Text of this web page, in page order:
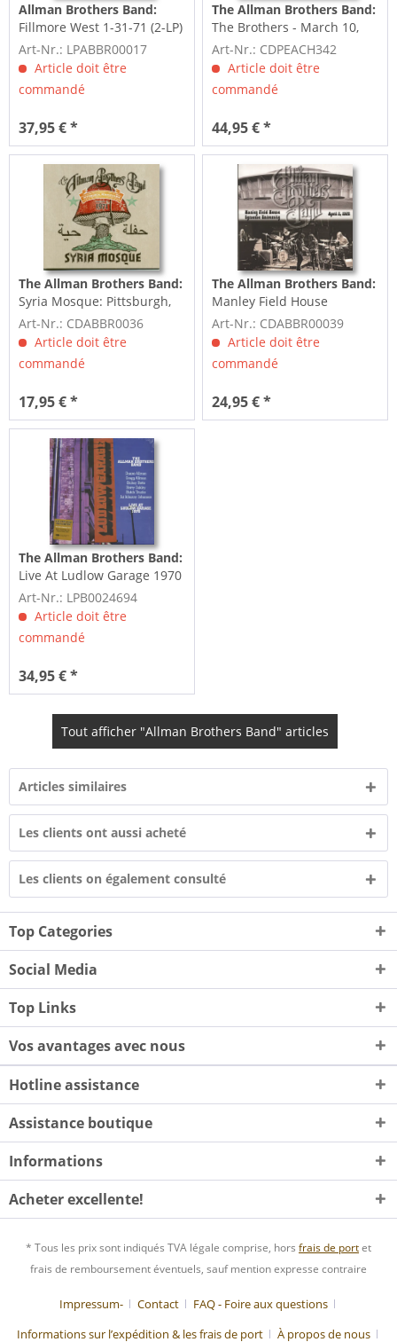
Allman Brothers Band:
Fillmore West 1-31-71 (2-LP)
Art-Nr.: LPABBR00017
Article doit être
commandé
37,95 € *
The Allman Brothers Band:
The Brothers - March 10,
2020, Madison Square...
Art-Nr.: CDPEACH342
Article doit être
commandé
44,95 € *
The Allman Brothers Band:
Syria Mosque: Pittsburgh,
PA, January 17, 1971...
Art-Nr.: CDABBR0036
Article doit être
commandé
17,95 € *
The Allman Brothers Band:
Manley Field House
Syracuse University April...
Art-Nr.: CDABBR00039
Article doit être
commandé
24,95 € *
The Allman Brothers Band:
Live At Ludlow Garage 1970
(3-LP, 180g Vinyl)
Art-Nr.: LPB0024694
Article doit être
commandé
34,95 € *
Tout afficher "Allman Brothers Band" articles
Articles similaires
Les clients ont aussi acheté
Les clients on également consulté
Top Categories
Social Media
Top Links
Vos avantages avec nous
Hotline assistance
Assistance boutique
Informations
Acheter excellente!
* Tous les prix sont indiqués TVA légale comprise, hors frais de portet
frais de remboursement éventuels, sauf mention expresse contraire
Impressum- Contact
FAQ - Foire aux questions
Informations sur l’expédition & les frais de port
À propos de nous